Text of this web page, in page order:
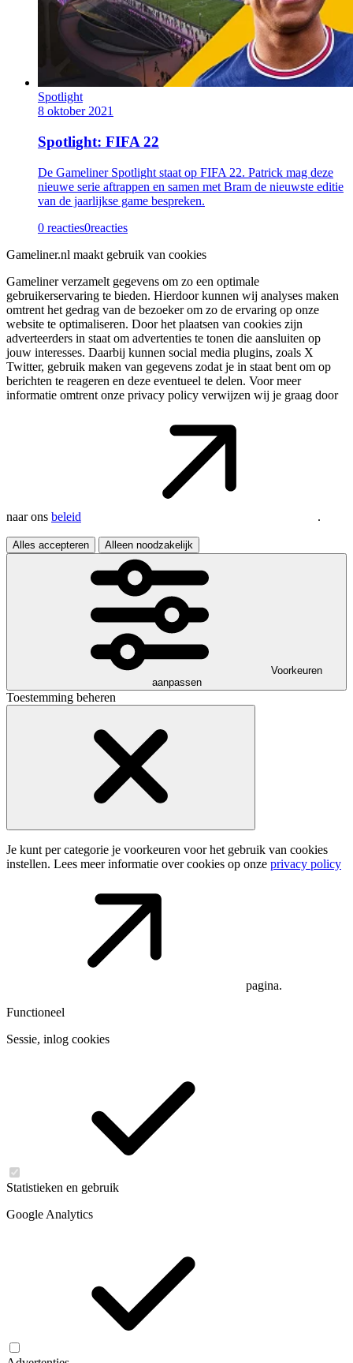
Spotlight
8 oktober 2021
Spotlight: FIFA 22
De Gameliner Spotlight staat op FIFA 22. Patrick mag deze
nieuwe serie aftrappen en samen met Bram de nieuwste editie
van de jaarlijkse game bespreken.
0 reacties0reacties
Gameliner.nl maakt gebruik van cookies
Gameliner verzamelt gegevens om zo een optimale
gebruikerservaring te bieden. Hierdoor kunnen wij analyses maken
omtrent het gedrag van de bezoeker om zo de ervaring op onze
website te optimaliseren. Door het plaatsen van cookies zijn
adverteerders in staat om advertenties te tonen die aansluiten op
jouw interesses. Daarbij kunnen social media plugins, zoals X
Twitter, gebruik maken van gegevens zodat je in staat bent om op
berichten te reageren en deze eventueel te delen. Voor meer
informatie omtrent onze privacy policy verwijzen wij je graag door
naar ons beleid .
Alles accepteren Alleen noodzakelijk
Voorkeuren
aanpassen
Toestemming beheren
Je kunt per categorie je voorkeuren voor het gebruik van cookies
instellen. Lees meer informatie over cookies op onze privacy policy
pagina.
Functioneel
Sessie, inlog cookies
Statistieken en gebruik
Google Analytics